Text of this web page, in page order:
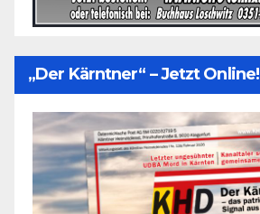
„Der Kärntner“ – Jetzt Online!